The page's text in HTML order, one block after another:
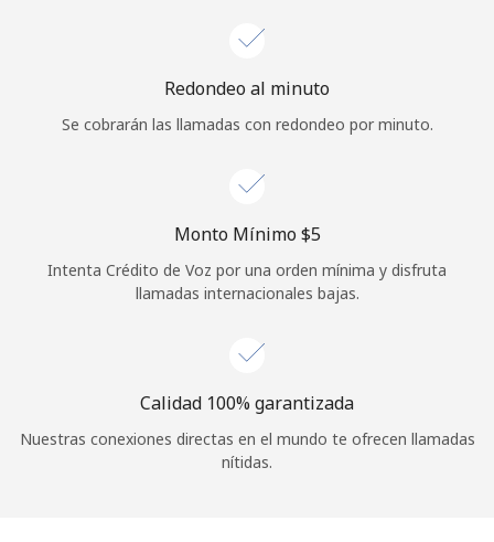
Iniciar Sesión
o
Continuar con
Redondeo al minuto
Se cobrarán las llamadas con redondeo por minuto.
Monto Mínimo ⁦$5⁩
Intenta Crédito de Voz por una orden mínima y disfruta
llamadas internacionales bajas.
Calidad 100% garantizada
Nuestras conexiones directas en el mundo te ofrecen llamadas
nítidas.